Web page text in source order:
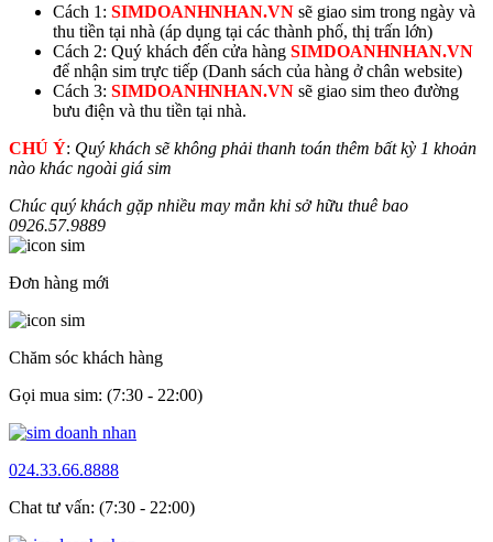
Cách 1: SIMDOANHNHAN.VN sẽ giao sim trong ngày và
thu tiền tại nhà (áp dụng tại các thành phố, thị trấn lớn)
Cách 2: Quý khách đến cửa hàng SIMDOANHNHAN.VN
để nhận sim trực tiếp (Danh sách của hàng ở chân website)
Cách 3: SIMDOANHNHAN.VN sẽ giao sim theo đường
bưu điện và thu tiền tại nhà.
CHÚ Ý: Quý khách sẽ không phải thanh toán thêm bất kỳ 1 khoản
nào khác ngoài giá sim
Chúc quý khách gặp nhiều may mắn khi sở hữu thuê bao
0926.57.9889
Đơn hàng mới
Chăm sóc khách hàng
Gọi mua sim: (7:30 - 22:00)
024.33.66.8888
Chat tư vấn: (7:30 - 22:00)